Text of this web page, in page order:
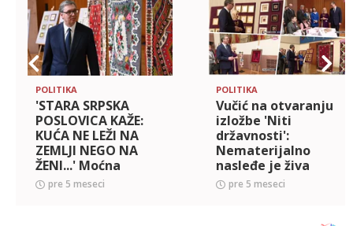
POLITIKA
'STARA SRPSKA
POSLOVICA KAŽE:
KUĆA NE LEŽI NA
ZEMLJI NEGO NA
ŽENI...' Moćna
poruka predsednika
Vučića: Srbija je
pre 5 meseci
POLITIKA
Vučić na otvaranju
izložbe 'Niti
državnosti':
Nematerijalno
nasleđe je živa
snaga Srbije!
(FOTO)
pre 5 meseci